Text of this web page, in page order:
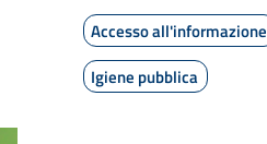
Accesso all'informazione
Igiene pubblica